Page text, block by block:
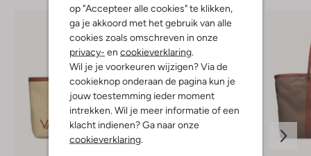
op "Accepteer alle cookies" te klikken,
ga je akkoord met het gebruik van alle
cookies zoals omschreven in onze
privacy- en cookieverklaring.
Wil je je voorkeuren wijzigen? Via de
cookieknop onderaan de pagina kun je
jouw toestemming ieder moment
intrekken. Wil je meer informatie of een
klacht indienen? Ga naar onze
cookieverklaring.